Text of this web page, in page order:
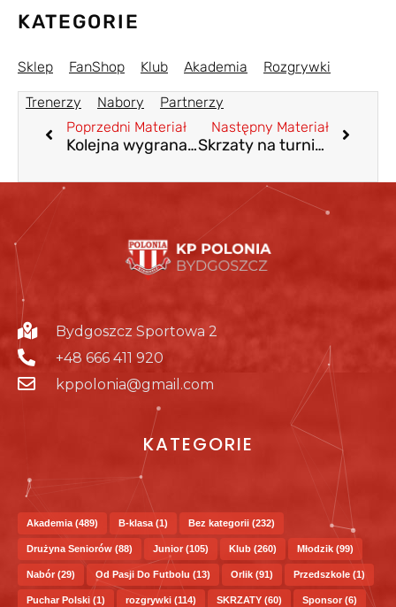
KATEGORIE
Sklep FanShop Klub Akademia Rozgrywki
Trenerzy Nabory
Partnerzy
Poprzedni Materiał
Kolejna wygrana Trampkarza C2
Następny Materiał
Skrzaty na turnieju JUVE CUP
Bydgoszcz Sportowa 2
+48 666 411 920
kppolonia@gmail.com
KATEGORIE
Akademia (489) B-klasa (1) Bez kategorii (232)
Drużyna Seniorów (88) Junior (105) Klub (260) Młodzik (99)
Nabór (29) Od Pasji Do Futbolu (13) Orlik (91) Przedszkole (1)
Puchar Polski (1) rozgrywki (114) SKRZATY (60) Sponsor (6)